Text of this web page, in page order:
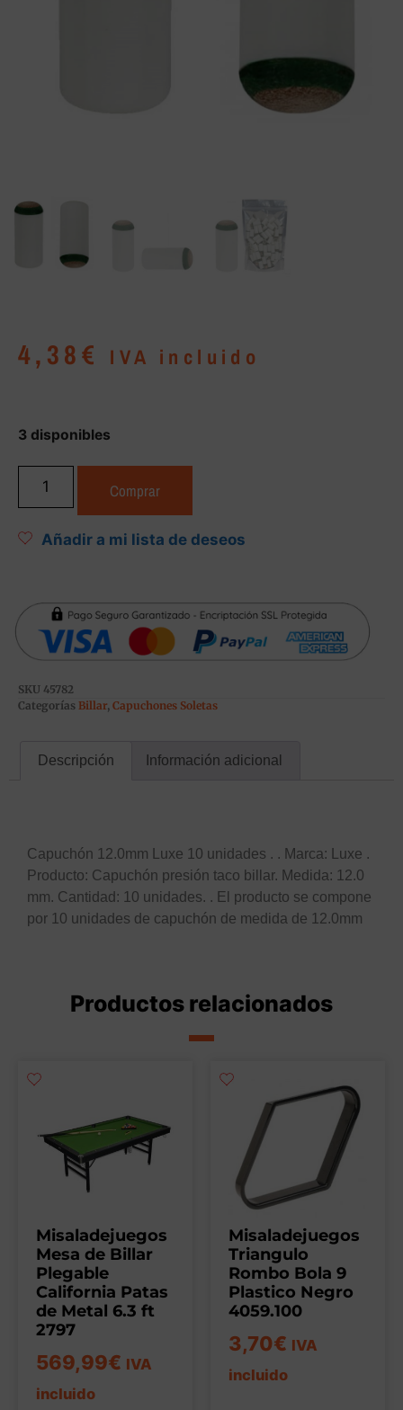
4,38€ IVA incluido
3 disponibles
Comprar
Añadir a mi lista de deseos
SKU 45782
Categorías Billar, Capuchones Soletas
Descripción Información adicional
Capuchón 12.0mm Luxe 10 unidades . . Marca: Luxe .
Producto: Capuchón presión taco billar. Medida: 12.0
mm. Cantidad: 10 unidades. . El producto se compone
por 10 unidades de capuchón de medida de 12.0mm
Productos relacionados
Misaladejuegos
Mesa de Billar
Plegable
California Patas
de Metal 6.3 ft
2797
569,99€ IVA
incluido
Misaladejuegos
Triangulo
Rombo Bola 9
Plastico Negro
4059.100
3,70€ IVA
incluido